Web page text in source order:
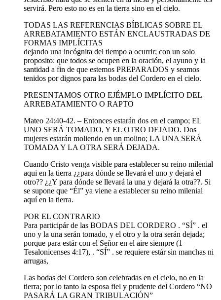
servirá. Pero esto no es en la tierra sino en el cielo.
TODAS LAS REFERENCIAS BÍBLICAS SOBRE EL
ARREBATAMIENTO ESTÁN ENCLAUSTRADAS DE
FORMAS IMPLÍCITAS
dejando una incógnita del tiempo a ocurrir; con un solo
proposito: que todos se ocupen en la oración, el ayuno y la
santidad a fin de que estemos PREPARADOS y seamos
tenidos por dignos para las bodas del Cordero en el cielo.
PRESENTAMOS OTRO EJÉMPLO IMPLÍCITO DEL
ARREBATAMIENTO O RAPTO
Mateo 24:40-42. – Entonces estarán dos en el campo; EL
UNO SERÁ TOMADO, Y EL OTRO DEJADO. Dos
mujeres estarán moliendo en un molino; LA UNA SERÁ
TOMADA Y LA OTRA SERÁ DEJADA.
Cuando Cristo venga visible para establecer su reino milenial
aqui en la tierra ¿¿para dónde se llevará el uno y dejará el
otro?? ¿¿Y para dónde se llevará la una y dejará la otra??. Si
se supone que “Él” ya viene a establecer su reino milenial
aquí en la tierra.
POR EL CONTRARIO
Para participár de las BODAS DEL CORDERO . “SÍ” . el
uno y la una serán tomado, y el otro y la otra serán dejada;
porque para estár con el Señor en el aire siempre (1
Tesalonicenses 4:17), . “SÍ” . se requiere estár sin manchas ni
arrugas,
Las bodas del Cordero son celebradas en el cielo, no en la
tierra; por lo tanto la esposa fiel y prudente del Cordero “NO
PASARÁ LA GRAN TRIBULACIÓN”